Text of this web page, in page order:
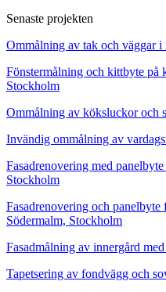
Senaste projekten
Ommålning av tak och väggar i
Fönstermålning och kittbyte på
Stockholm
Ommålning av köksluckor och
Invändig ommålning av
Fasadrenovering med
Stockholm
Fasadrenovering och
Södermalm, Stockholm
Fasadmålning av innergård
Tapetsering av fondvägg och